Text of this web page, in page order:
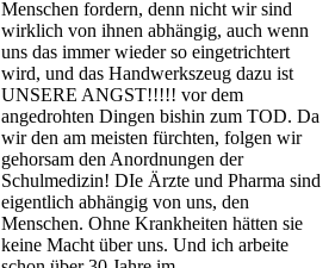
Menschen fordern, denn nicht wir sind
wirklich von ihnen abhängig, auch wenn
uns das immer wieder so eingetrichtert
wird, und das Handwerkszeug dazu ist
UNSERE ANGST!!!!! vor dem
angedrohten Dingen bishin zum TOD. Da
wir den am meisten fürchten, folgen wir
gehorsam den Anordnungen der
Schulmedizin! DIe Ärzte und Pharma sind
eigentlich abhängig von uns, den
Menschen. Ohne Krankheiten hätten sie
keine Macht über uns. Und ich arbeite